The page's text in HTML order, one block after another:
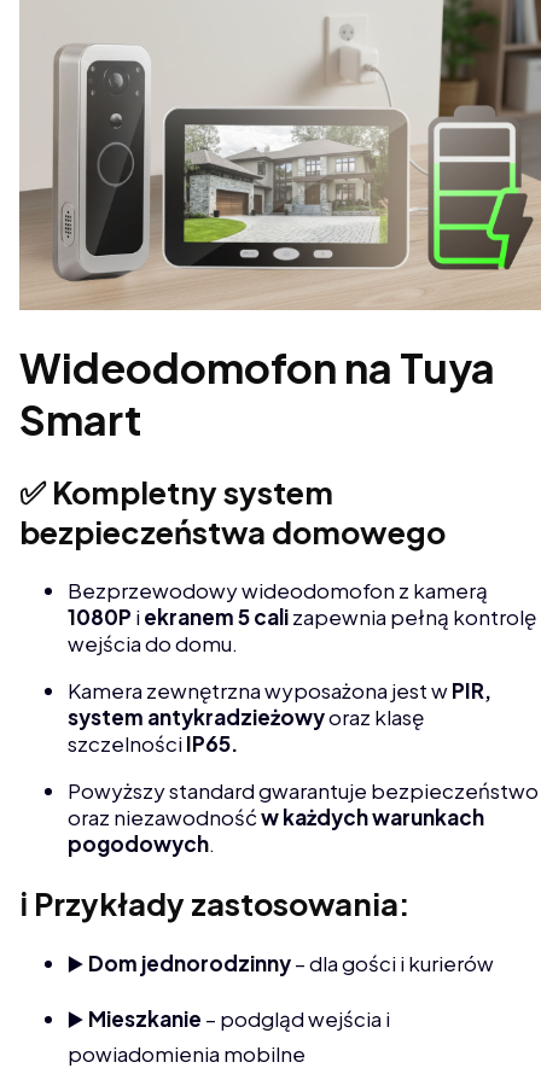
Wideodomofon na Tuya
Smart
✅ Kompletny system
bezpieczeństwa domowego
Bezprzewodowy wideodomofon z kamerą
1080P iekranem 5 calizapewnia pełną kontrolę
wejścia do domu.
Kamera zewnętrzna wyposażona jest wPIR,
system antykradzieżowyoraz klasę
szczelnościIP65.
Powyższy standard gwarantuje bezpieczeństwo
oraz niezawodnośćw każdych warunkach
pogodowych.
ℹ️ Przykłady zastosowania:
▶️ Dom jednorodzinny– dla gości i kurierów
▶️ Mieszkanie – podgląd wejścia i
powiadomienia mobilne